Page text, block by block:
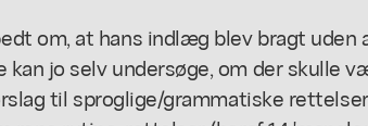
om, at hans indlæg blev bragt uden
kan jo selv undersøge, om der skulle
til sproglige/grammatiske